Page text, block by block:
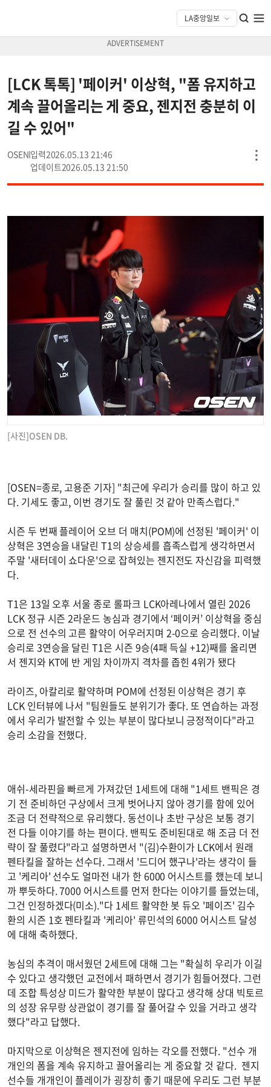
[LCK 톡톡] '페이커' 이상혁, "폼 유지하고
계속 끌어올리는 게 중요, 젠지전 충분히 이
길 수 있어"
OSEN
2026.05.13 21:46
2026.05.13 21:50
[사진]OSEN DB.
[OSEN=종로, 고용준 기자] "최근에 우리가 승리를 많이 하고 있
다. 기세도 좋고, 이번 경기도 잘 풀린 것 같아 만족스럽다."
시즌 두 번째 플레이어 오브 더 매치(POM)에 선정된 '페이커' 이
상혁은 3연승을 내달린 T1의 상승세를 흡족스럽게 생각하면서
주말 '새터데이 쇼다운'으로 잡혀있는 젠지전도 자신감을 피력했
다.
T1은 13일 오후 서울 종로 롤파크 LCK아레나에서 열린 2026
LCK 정규 시즌 2라운드 농심과 경기에서 ‘페이커’ 이상혁을 중심
으로 전 선수의 고른 활약이 어우러지며 2-0으로 승리했다. 이날
승리로 3연승을 달린 T1은 시즌 9승(4패 득실 +12)째를 올리면
서 젠지와 KT에 반 게임 차이까지 격차를 좁힌 4위가 됐다
라이즈, 아칼리로 활약하며 POM에 선정된 이상혁은 경기 후
LCK 인터뷰에 나서 "팀원들도 분위기가 좋다. 또 연습하는 과정
에서 우리가 발전할 수 있는 부분이 많다보니 긍정적이다"라고
승리 소감을 전했다.
애쉬-세라핀을 빠르게 가져갔던 1세트에 대해 "1세트 밴픽은 경
기 전 준비하던 구상에서 크게 벗어나지 않아 경기를 함에 있어
조금 더 전략적으로 유리했다. 동선이나 초반 구상은 보통 경기
전 다들 이야기를 하는 편이다. 밴픽도 준비된대로 해 조금 더 전
략이 잘 풀렸다"라고 설명하면서 "(김)수환이가 LCK에서 원래
펜타킬을 잘하는 선수다. 그래서 '드디어 했구나'라는 생각이 들
고 '케리아' 선수도 얼마전 내가 한 6000 어시스트를 했는데 보니
까 뿌듯하다. 7000 어시스트를 먼저 한다는 이야기를 들었는데,
그건 인정하겠다(미소)."다 1세트 활약한 봇 듀오 '페이즈' 김수
환의 시즌 1호 펜타킬과 '케리아' 류민석의 6000 어시스트 달성
에 대해 축하했다.
농심의 추격이 매서웠던 2세트에 대해 그는 "확실히 우리가 이길
수 있다고 생각했던 교전에서 패하면서 경기가 힘들어졌다. 그런
데 조합 특성상 미드가 활약한 부분이 많다고 생각해 상대 빅토르
의 성장 유무랑 상관없이 경기를 잘 풀어갈 수 있을 거라고 생각
했다"라고 답했다.
마지막으로 이상혁은 젠지전에 임하는 각오를 전했다. "선수 개
개인의 폼을 계속 유지하고 끌어올리는 게 중요할 것 같다. 젠지
선수들 개개인이 플레이가 굉장히 좋기 때문에 우리도 그런 부분